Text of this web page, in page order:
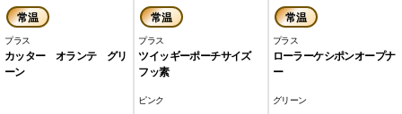
常温
プラス
カッター オランテ グリ
ーン
常温
プラス
ツイッギーポーチサイズ
フッ素
ピンク
常温
プラス
ローラーケシポンオープナ
ー
グリーン